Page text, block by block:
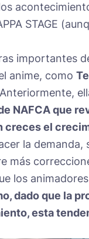
STAGE
importantes
anime, como
NAFCA que
creces el
la
más
los
dado que la
esta